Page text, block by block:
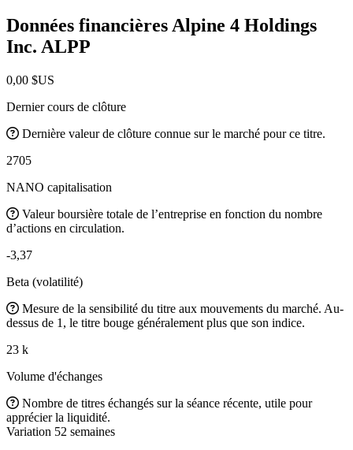
Données financières Alpine 4 Holdings
Inc. ALPP
0,00 $US
Dernier cours de clôture
Dernière valeur de clôture connue sur le marché pour ce titre.
2705
NANO capitalisation
Valeur boursière totale de l’entreprise en fonction du nombre
d’actions en circulation.
-3,37
Beta (volatilité)
Mesure de la sensibilité du titre aux mouvements du marché. Au-
dessus de 1, le titre bouge généralement plus que son indice.
23 k
Volume d'échanges
Nombre de titres échangés sur la séance récente, utile pour
apprécier la liquidité.
Variation 52 semaines